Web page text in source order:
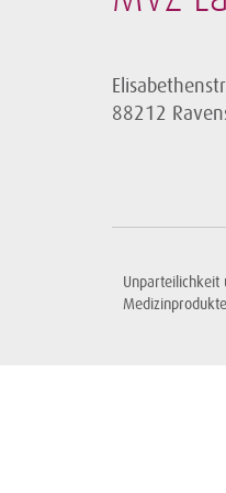
88212
Unparteilichkeit